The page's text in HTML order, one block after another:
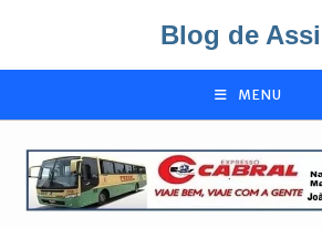
o
Blog de
MENU